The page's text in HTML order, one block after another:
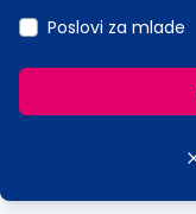
Poslovi za mlade